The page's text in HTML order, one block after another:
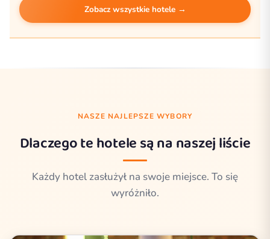
Zobacz wszystkie hotele →
NASZE NAJLEPSZE WYBORY
Dlaczego te hotele są na naszej liście
Każdy hotel zasłużył na swoje miejsce. To się
wyróżniło.